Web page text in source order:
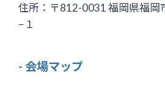
住所：〒812-0031 福岡県福岡
−１
- 会場マップ